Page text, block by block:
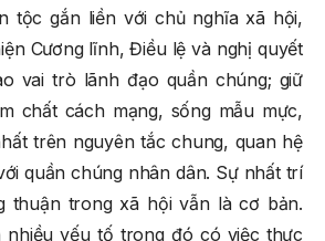
tộc gắn liền với chủ nghĩa xã hội,
Cương lĩnh, Điều lệ và nghị quyết
vai trò lãnh đạo quần chúng; giữ
chất cách mạng, sống mẫu mực,
trên nguyên tắc chung, quan hệ
quần chúng nhân dân. Sự nhất trí
thuận trong xã hội vẫn là cơ bản.
nhiều yếu tố trong đó có việc thực